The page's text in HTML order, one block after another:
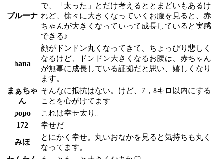
ブルーナ
で、「太った」とだけ考えるととまどいもあるけ
れど、徐々に大きくなっていくお腹を見ると、赤
ちゃんが大きくなっていって成長していると実感
できる♪
hana
顔がドンドン丸くなってきて、ちょっぴり悲しく
なるけど、ドンドン大きくなるお腹は、赤ちゃん
が無事に成長している証拠だと思い、嬉しくなり
ます。
まぁちゃ
ん
そんなに抵抗はない。けど、7，8キロ以内にする
ことを心がけてます
popo
これは幸せ太り。
172
幸せだ
みほ
とにかく幸せ。丸いおなかを見ると気持ちも丸く
なってます。